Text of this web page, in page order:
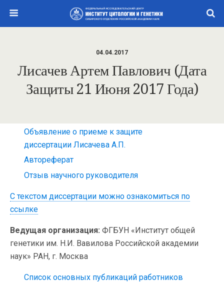
04.04.2017
Лисачев Артем Павлович (дата
Защиты 21 Июня 2017 Года)
Объявление о приеме к защите
диссертации Лисачева А.П.
Автореферат
Отзыв научного руководителя
С текстом диссертации можно ознакомиться по
ссылке
Ведущая организация: ФГБУН «Институт общей
генетики им. Н.И. Вавилова Российской академии
наук» РАН, г. Москва
Список основных публикаций работников